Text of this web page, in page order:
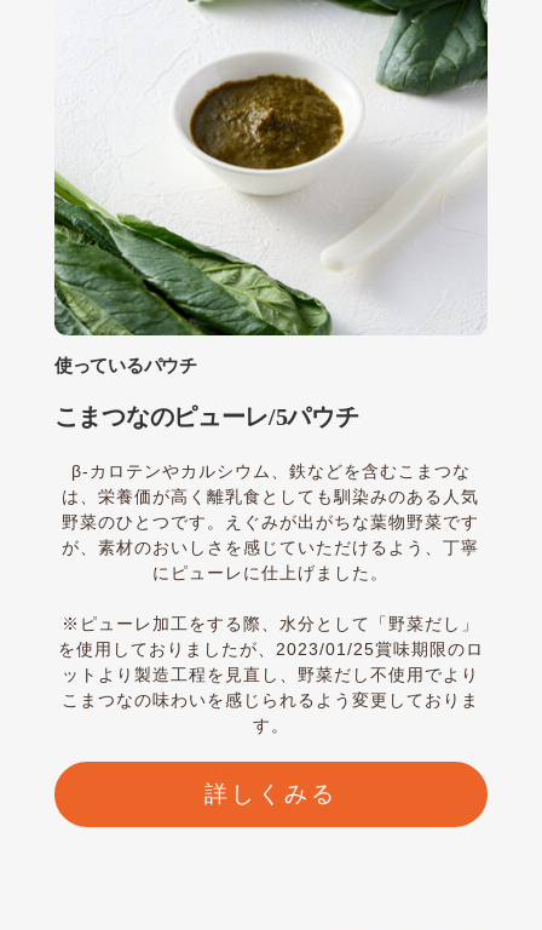
使っているパウチ
こまつなのピューレ/5パウチ
β-カロテンやカルシウム、鉄などを含むこまつな
は、栄養価が高く離乳食としても馴染みのある人気
野菜のひとつです。えぐみが出がちな葉物野菜です
が、素材のおいしさを感じていただけるよう、丁寧
にピューレに仕上げました。
※ピューレ加工をする際、水分として「野菜だし」
を使用しておりましたが、2023/01/25賞味期限のロ
ットより製造工程を見直し、野菜だし不使用でより
こまつなの味わいを感じられるよう変更しておりま
す。
詳しくみる